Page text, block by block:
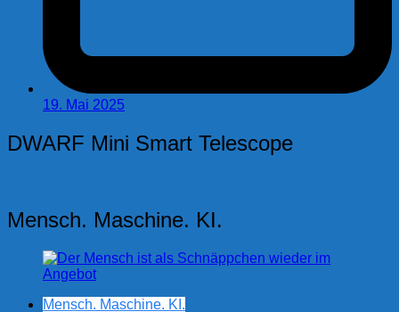
19. Mai 2025
DWARF Mini Smart Telescope
Mensch. Maschine. KI.
Mensch. Maschine. KI.